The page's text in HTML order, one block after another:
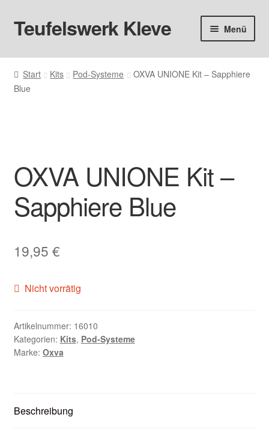
Zur
Navigation
Zum
Inhalt
Teufelswerk Kleve Menü
Startseite
Hardware
Big Puff
Aromen
Basen & Nikotin
Kontaktformular
Unsere Standorte
Start Kits Pod-Systeme
OXVA UNIONE Kit – Sapphiere
Blue
OXVA UNIONE Kit –
Sapphiere Blue
19,95 €
Nicht vorrätig
Artikelnummer: 16010
Kategorien: Kits, Pod-Systeme
Marke: Oxva
Beschreibung